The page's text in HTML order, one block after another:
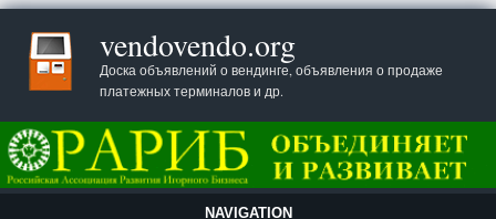
vendovendo.org
Доска объявлений о вендинге, объявления о продаже
платежных терминалов и др.
NAVIGATION